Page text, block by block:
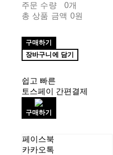
주문 수량
0개
총 상품 금액 0원
구매하기
장바구니에 담기
쉽고 빠른
토스페이 간편결제
구매하기
페이스북
카카오톡